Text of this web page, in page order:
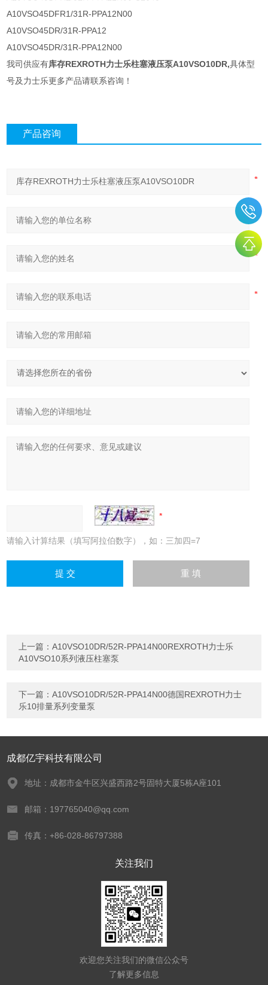
A10VSO45DFR1/31R-PPA12N00
A10VSO45DR/31R-PPA12
A10VSO45DR/31R-PPA12N00
我司供应有库存REXROTH力士乐柱塞液压泵A10VSO10DR,具体型
号及力士乐更多产品请联系咨询！
产品咨询
请输入计算结果（填写阿拉伯数字），如：三加四=7
上一篇：A10VSO10DR/52R-PPA14N00REXROTH力士乐
A10VSO10系列液压柱塞泵
下一篇：A10VSO10DR/52R-PPA14N00德国REXROTH力士
乐10排量系列变量泵
成都亿宇科技有限公司
地址：成都市金牛区兴盛西路2号固特大厦5栋A座101
邮箱：197765040@qq.com
传真：+86-028-86797388
关注我们
欢迎您关注我们的微信公众号
了解更多信息